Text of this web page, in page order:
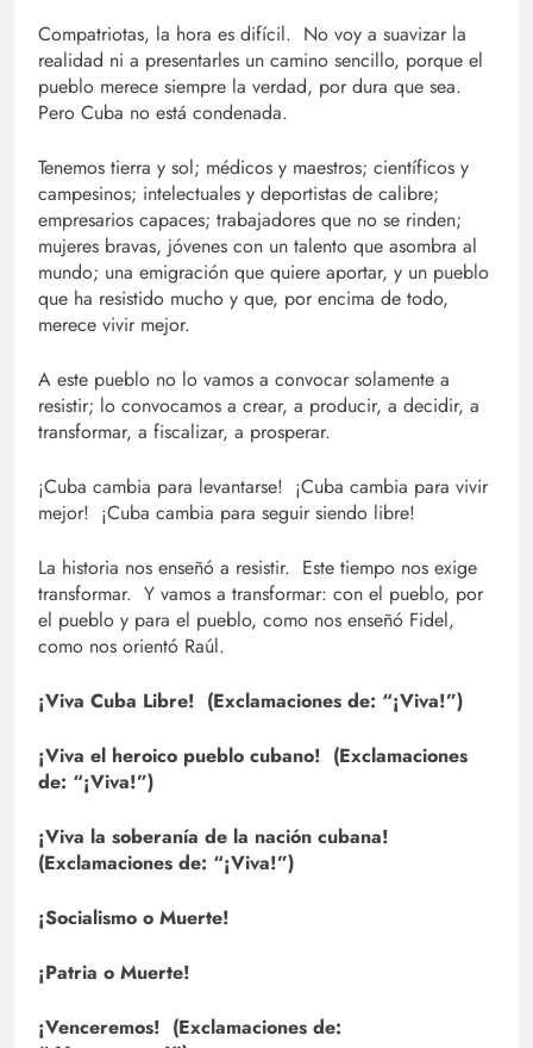
Compatriotas, la hora es difícil. No voy a suavizar la
realidad ni a presentarles un camino sencillo, porque el
pueblo merece siempre la verdad, por dura que sea.
Pero Cuba no está condenada.
Tenemos tierra y sol; médicos y maestros; científicos y
campesinos; intelectuales y deportistas de calibre;
empresarios capaces; trabajadores que no se rinden;
mujeres bravas, jóvenes con un talento que asombra al
mundo; una emigración que quiere aportar, y un pueblo
que ha resistido mucho y que, por encima de todo,
merece vivir mejor.
A este pueblo no lo vamos a convocar solamente a
resistir; lo convocamos a crear, a producir, a decidir, a
transformar, a fiscalizar, a prosperar.
¡Cuba cambia para levantarse! ¡Cuba cambia para vivir
mejor! ¡Cuba cambia para seguir siendo libre!
La historia nos enseñó a resistir. Este tiempo nos exige
transformar. Y vamos a transformar: con el pueblo, por
el pueblo y para el pueblo, como nos enseñó Fidel,
como nos orientó Raúl.
¡Viva Cuba Libre! (Exclamaciones de: “¡Viva!”)
¡Viva el heroico pueblo cubano! (Exclamaciones
de: “¡Viva!”)
¡Viva la soberanía de la nación cubana!
(Exclamaciones de: “¡Viva!”)
¡Socialismo o Muerte!
¡Patria o Muerte!
¡Venceremos! (Exclamaciones de: